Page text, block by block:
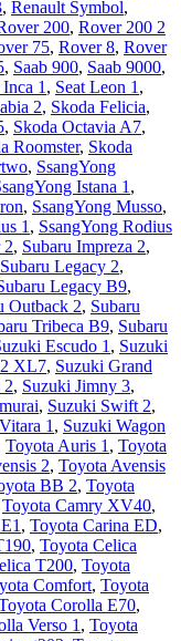
, Renault Symbol,
200, Rover 200 2
75, Rover 8, Rover
, Saab 900, Saab 9000,
Inca 1 , Seat Leon 1 ,
2, Skoda Felicia,
, Skoda Octavia A7,
Roomster, Skoda
, SsangYong
Istana 1 ,
, SsangYong Musso,
1 , SsangYong Rodius
2, Subaru Impreza 2,
Subaru Legacy 2,
Legacy B9,
Outback 2, Subaru
Tribeca B9, Subaru
Escudo 1 , Suzuki
2 XL7, Suzuki Grand
2, Suzuki Jimny 3,
, Suzuki Swift 2,
1 , Suzuki Wagon
Toyota Auris 1 , Toyota
2, Toyota Avensis
BB 2, Toyota
Toyota Camry XV40,
, Toyota Carina ED,
, Toyota Celica
T200, Toyota
Comfort, Toyota
Corolla E70,
Verso 1 , Toyota